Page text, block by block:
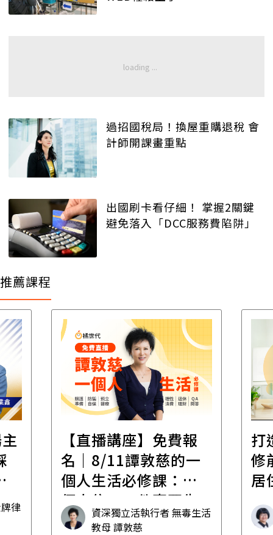
過招國稅局！換屋重購退稅 會
計師開課畫重點
出國刷卡看仔細！ 掌握2關鍵
避免落入「DCC服務費陷阱」
推薦課程
律
【直播講座】免費報
名｜8/11譚敦慈的一
個人生活必修課：一
個人住，五件事要先
想清楚！資深獨立活執行者 無毒生活
教母 譚敦慈
打
修
居